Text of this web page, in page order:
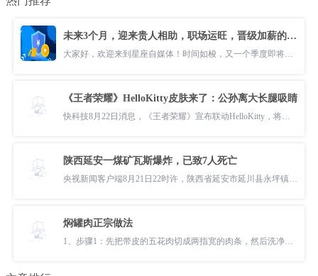
未来3个月，迎来贵人相助，职场运旺，晋级加薪的五个星座
《王者荣耀》HelloKitty皮肤来了：公孙离大长腿吸睛
陕西延安一煤矿瓦斯爆炸，已致7人死亡
央视新闻客户端8月21日22时许，陕西省延安市延川县永坪镇高家屯乡新泰
焖罐肉正宗做法
1、步骤1：先把带皮的五花肉切成两指宽的肉条，然后洗净。烧热水，焯一